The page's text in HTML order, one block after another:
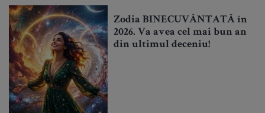
Zodia BINECUVÂNTATĂ în
2026. Va avea cel mai bun an
din ultimul deceniu!